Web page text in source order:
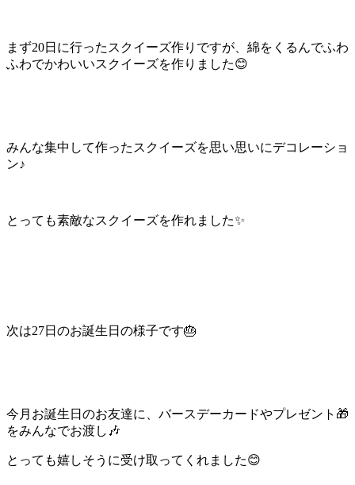
まず20日に行ったスクイーズ作りですが、綿をくるんでふわ
ふわでかわいいスクイーズを作りました😊
みんな集中して作ったスクイーズを思い思いにデコレーショ
ン♪
とっても素敵なスクイーズを作れました✨
次は27日のお誕生日の様子です🎂
今月お誕生日のお友達に、バースデーカードやプレゼント🎁
をみんなでお渡し🎶
とっても嬉しそうに受け取ってくれました😊